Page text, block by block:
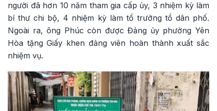
người đã hơn 10 năm tham gia cấp ủy, 3 nhiệm kỳ làm
bí thư chi bộ, 4 nhiệm kỳ làm tổ trưởng tổ dân phố.
Ngoài ra, ông Phúc còn được Đảng ủy phường Yên
Hòa tặng Giấy khen đảng viên hoàn thành xuất sắc
nhiệm vụ.